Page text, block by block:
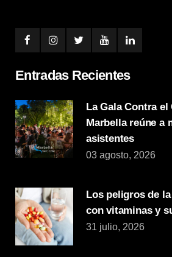
Entradas Recientes
La Gala Contra el
Marbella reúne a
asistentes
03 agosto, 2026
Los peligros de
con vitaminas y
31 julio, 2026